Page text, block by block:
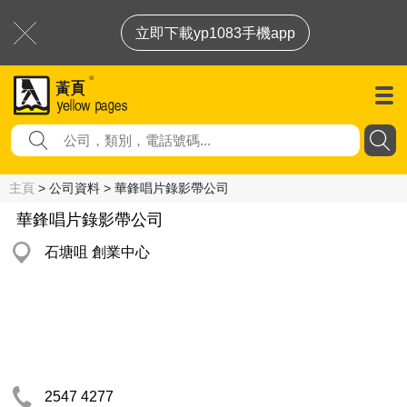
立即下載yp1083手機app
主頁 > 公司資料 > 華鋒唱片錄影帶公司
華鋒唱片錄影帶公司
石塘咀 創業中心
2547 4277